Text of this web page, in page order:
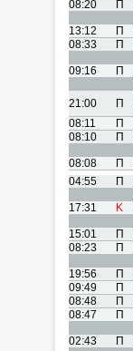
08:20 П
13:12 П
08:33
П
09:16 П
21:00 П
08:11
П
08:10
П
08:08 П
04:55
П
17:31 K
15:01 П
08:23
П
19:56 П
09:49
П
08:48
П
08:47
П
02:43 П